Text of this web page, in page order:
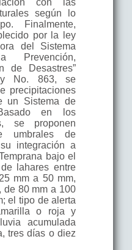
según lo
Finalmente,
por la ley
del Sistema
Prevención,
de Desastres”
No. 863, se
precipitaciones
un Sistema de
en los
se proponen
umbrales de
integración a
bajo el
lahares entre
mm a 50 mm,
de 80 mm a 100
el tipo de alerta
o roja y
acumulada
tres días o diez